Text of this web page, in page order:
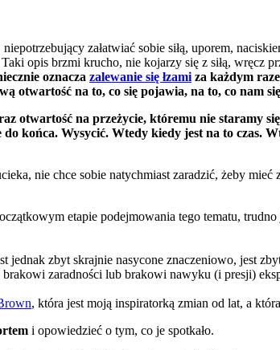
załatwiać sobie siłą, uporem,
Taki opis brzmi krucho, nie kojarzy się z siłą, wręcz
oznacza zalewanie się łzami za każdym
otwartość na to, co się pojawia, na to, co nam
otwartość na przeżycie, któremu nie staramy
końca. Wysycić. Wtedy kiedy jest na to czas.
nie chce sobie natychmiast zaradzić, żeby mieć
etapie podejmowania tego tematu,
zbyt skrajnie nasycone znaczeniowo, jest
zaradności lub brakowi nawyku (i presji)
, która jest moją inspiratorką zmian od lat, a
i opowiedzieć o tym, co je spotkało.